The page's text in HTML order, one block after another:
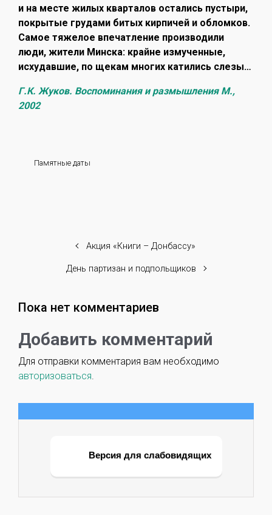
и на месте жилых кварталов остались пустыри,
покрытые грудами битых кирпичей и обломков.
Самое тяжелое впечатление производили
люди, жители Минска: крайне измученные,
исхудавшие, по щекам многих катились слезы…
Г.К. Жуков. Воспоминания и размышления М.,
2002
Памятные даты
Акция «Книги – Донбассу»
День партизан и подпольщиков
Пока нет комментариев
Добавить комментарий
Для отправки комментария вам необходимо
авторизоваться.
Версия для слабовидящих